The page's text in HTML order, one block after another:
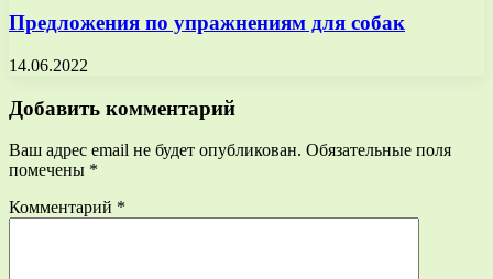
Предложения по упражнениям для собак
14.06.2022
Добавить комментарий
Ваш адрес email не будет опубликован. Обязательные поля
помечены *
Комментарий *